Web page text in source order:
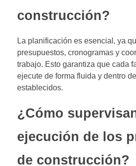
construcción?
La planificación es esencial, ya
presupuestos, cronogramas y
trabajo. Esto garantiza que cada
ejecute de forma fluida y dentro
establecidos.
¿Cómo
ejecución de los
de construcción?